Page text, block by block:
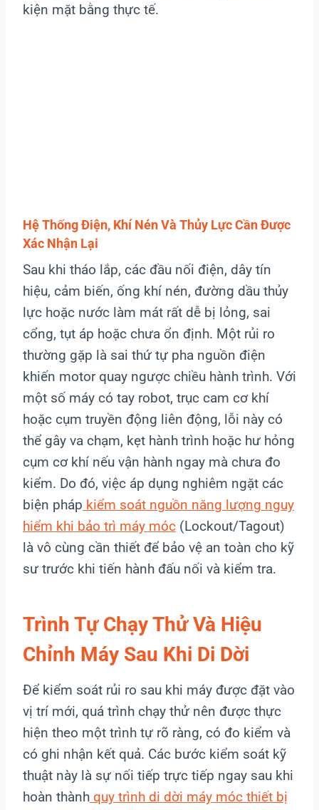
kiện mặt bằng thực tế.
Hệ Thống Điện, Khí Nén Và Thủy Lực Cần Được
Xác Nhận Lại
Sau khi tháo lắp, các đầu nối điện, dây tín
hiệu, cảm biến, ống khí nén, đường dầu thủy
lực hoặc nước làm mát rất dễ bị lỏng, sai
cổng, tụt áp hoặc chưa ổn định. Một rủi ro
thường gặp là sai thứ tự pha nguồn điện
khiến motor quay ngược chiều hành trình. Với
một số máy có tay robot, trục cam cơ khí
hoặc cụm truyền động liên động, lỗi này có
thể gây va chạm, kẹt hành trình hoặc hư hỏng
cụm cơ khí nếu vận hành ngay mà chưa đo
kiểm. Do đó, việc áp dụng nghiêm ngặt các
biện pháp kiểm soát nguồn năng lượng nguy
hiểm khi bảo trì máy móc (Lockout/Tagout)
là vô cùng cần thiết để bảo vệ an toàn cho kỹ
sư trước khi tiến hành đấu nối và kiểm tra.
Trình Tự Chạy Thử Và Hiệu
Chỉnh Máy Sau Khi Di Dời
Để kiểm soát rủi ro sau khi máy được đặt vào
vị trí mới, quá trình chạy thử nên được thực
hiện theo một trình tự rõ ràng, có đo kiểm và
có ghi nhận kết quả. Các bước kiểm soát kỹ
thuật này là sự nối tiếp trực tiếp ngay sau khi
hoàn thành quy trình di dời máy móc thiết bị